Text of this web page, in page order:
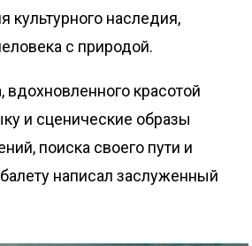
культурного наследия,
с природой.
красотой
и сценические образы
поиска своего пути и
написал заслуженный